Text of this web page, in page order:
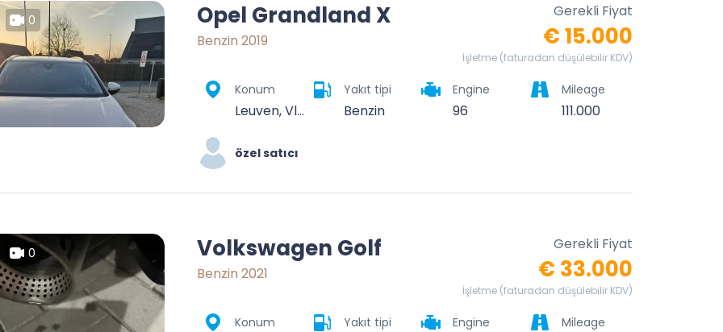
0 Opel Grandland X
Benzin 2019
Gerekli Fiyat
€ 15.000
İşletme (faturadan düşülebilir KDV)
Konum
Leuven, Vlaams-Brabant, Vlaanderen, België
Yakıt tipi
Benzin
Engine
96
Mileage
111.000
özel satıcı
0 Volkswagen Golf
Benzin 2021
Gerekli Fiyat
€ 33.000
İşletme (faturadan düşülebilir KDV)
Konum Yakıt tipi Engine Mileage